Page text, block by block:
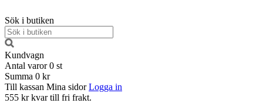
Sök i butiken
Kundvagn
Antal varor 0 st
Summa 0 kr
Till kassan Mina sidor Logga in
555 kr kvar till fri frakt.